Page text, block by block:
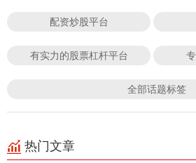
配资炒股平台
有实力的股票杠杆平台
全部话题标签
热门文章